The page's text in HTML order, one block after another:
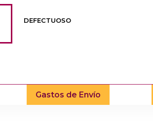
DEFECTUOSO
Gastos de Envío